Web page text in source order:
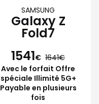
SAMSUNG
Galaxy Z
Fold7
1541€ 1641
Avec le forfait Offre
spéciale Illimité 5G+
Payable en plusieurs
fois